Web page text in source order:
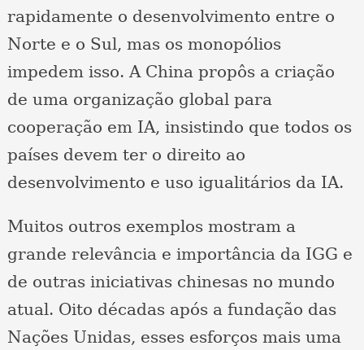
rapidamente o desenvolvimento entre o
Norte e o Sul, mas os monopólios
impedem isso. A China propôs a criação
de uma organização global para
cooperação em IA, insistindo que todos os
países devem ter o direito ao
desenvolvimento e uso igualitários da IA.
Muitos outros exemplos mostram a
grande relevância e importância da IGG e
de outras iniciativas chinesas no mundo
atual. Oito décadas após a fundação das
Nações Unidas, esses esforços mais uma